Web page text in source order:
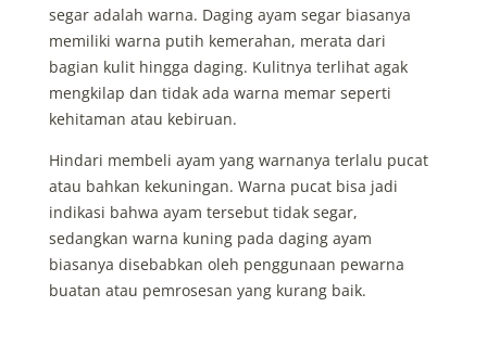
segar adalah warna. Daging ayam segar biasanya
memiliki warna putih kemerahan, merata dari
bagian kulit hingga daging. Kulitnya terlihat agak
mengkilap dan tidak ada warna memar seperti
kehitaman atau kebiruan.
Hindari membeli ayam yang warnanya terlalu pucat
atau bahkan kekuningan. Warna pucat bisa jadi
indikasi bahwa ayam tersebut tidak segar,
sedangkan warna kuning pada daging ayam
biasanya disebabkan oleh penggunaan pewarna
buatan atau pemrosesan yang kurang baik.